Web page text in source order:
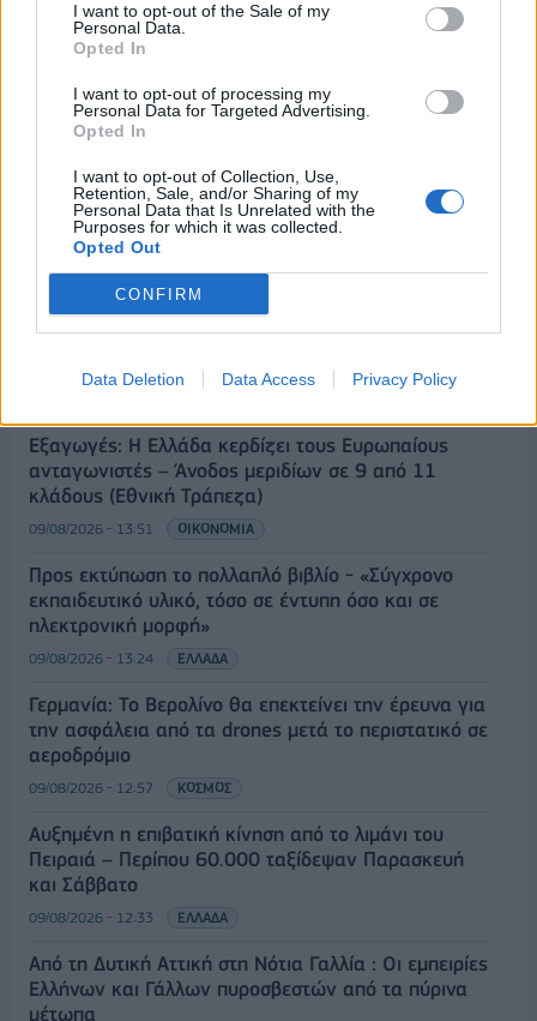
I want to opt-out of the Sale of my
Personal Data.
Opted In
I want to opt-out of processing my
Personal Data for Targeted Advertising.
Opted In
I want to opt-out of Collection, Use,
Retention, Sale, and/or Sharing of my
Personal Data that Is Unrelated with the
Purposes for which it was collected.
Opted Out
CONFIRM
Data Deletion Data Access Privacy Policy
Π. Μαρινάκης: «Το δημογραφικό δεν μπορεί να
περιμένει»
09/08/2026 - 14:34 ΠΟΛΙΤΙΚΗ
Ε. Τουρνάς: Πάνω από 400 πυρκαγιές σε δέκα
ημέρες - Σε επιφυλακή ο κρατικός μηχανισμός
Εξαγωγές: Η Ελλάδα κερδίζει τους Ευρωπαίους
ανταγωνιστές – Άνοδος μεριδίων σε 9 από 11
κλάδους (Εθνική Τράπεζα)
09/08/2026 - 13:51 ΟΙΚΟΝΟΜΙΑ
Προς εκτύπωση το πολλαπλό βιβλίο - «Σύγχρονο
εκπαιδευτικό υλικό, τόσο σε έντυπη όσο και σε
ηλεκτρονική μορφή»
09/08/2026 - 13:24 ΕΛΛΑΔΑ
Γερμανία: Το Βερολίνο θα επεκτείνει την έρευνα για
την ασφάλεια από τα drones μετά το περιστατικό σε
αεροδρόμιο
09/08/2026 - 12:57 ΚΟΣΜΟΣ
Αυξημένη η επιβατική κίνηση από το λιμάνι του
Πειραιά – Περίπου 60.000 ταξίδεψαν Παρασκευή
και Σάββατο
09/08/2026 - 12:33 ΕΛΛΑΔΑ
Από τη Δυτική Αττική στη Νότια Γαλλία : Οι εμπειρίες
Ελλήνων και Γάλλων πυροσβεστών από τα πύρινα
μέτωπα